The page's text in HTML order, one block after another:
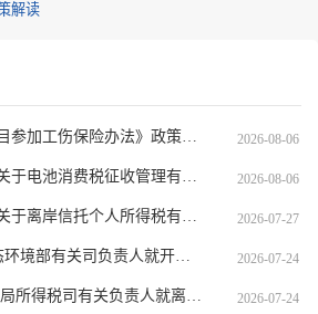
解读
加工伤保险办法》政策解读 2026-08-06
税征收管理有关事项的公告》的解读 2026-08-06
人所得税有关征管事项的公告》的解读 2026-07-27
开展征收挥发性有机物环境保护税试点答记者问 2026-07-24
责人就离岸信托个人所得税有关事项答记者问 2026-07-24